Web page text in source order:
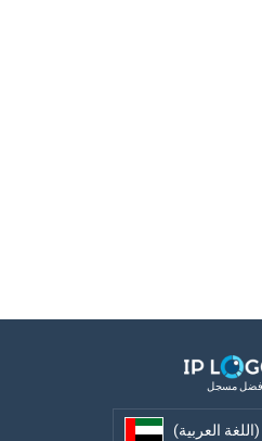
(اللغة العربية)